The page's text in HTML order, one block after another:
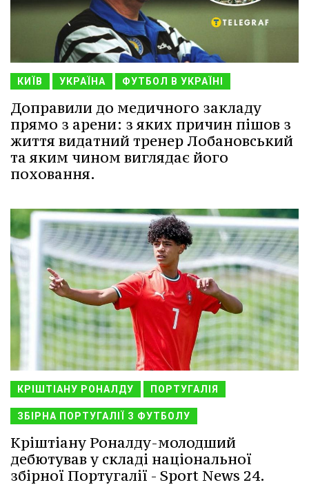
КИЇВ УКРАЇНА ФУТБОЛ В УКРАЇНІ
Доправили до медичного закладу
прямо з арени: з яких причин пішов з
життя видатний тренер Лобановський
та яким чином виглядає його
поховання.
КРІШТІАНУ РОНАЛДУ ПОРТУГАЛІЯ
ЗБІРНА ПОРТУГАЛІЇ З ФУТБОЛУ
Кріштіану Роналду-молодший
дебютував у складі національної
збірної Португалії - Sport News 24.